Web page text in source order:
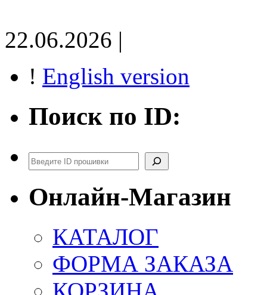
22.06.2026 |
! English version
Поиск по ID:
Поиск
Онлайн-Магазин
КАТАЛОГ
ФОРМА ЗАКАЗА